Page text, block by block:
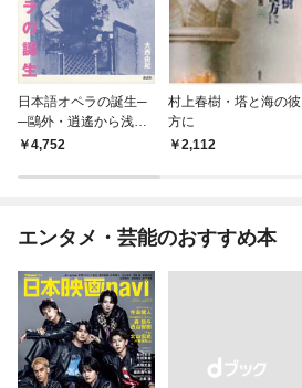
日本語オペラの誕生─
─鷗外・逍遙から浅草
オペラまで
4,752
村上春樹・塔と海の彼
方に
2,112
エンタメ・芸能のおすすめ本